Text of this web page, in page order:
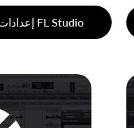
إعدادات مسبقة للصوت في FL Studio